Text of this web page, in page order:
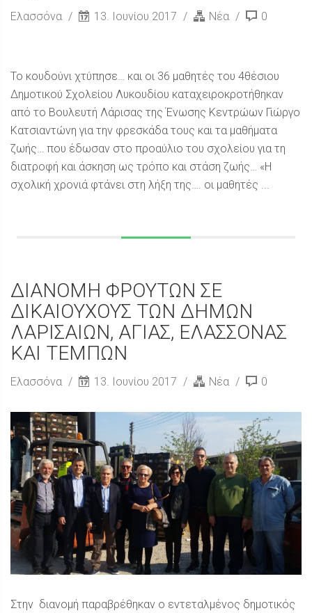
Ελασσόνα 13. Ιουνίου 2017 Νέα 0
Το κουδούνι χτύπησε… και οι 36 μαθητές του 4θέσιου
Δημοτικού Σχολείου Λυκουδίου καταχειροκροτήθηκαν
από το Βουλευτή Λάρισας της Ένωσης Κεντρώων Γιώργο
Κατσιαντώνη για την φρεσκάδα τους και τα μαθήματα
ζωής… που έδωσαν στο προαύλιο του σχολείου για τη
διατροφή και άσκηση ως τρόπο και στάση ζωής… «Η
σχολική χρονιά φτάνει στη λήξη της…. οι μαθητές ...
ΔΙΑΝΟΜΗ ΦΡΟΥΤΩΝ ΣΕ
ΔΙΚΑΙΟΥΧΟΥΣ ΤΩΝ ΔΗΜΩΝ
ΛΑΡΙΣΑΙΩΝ, ΑΓΙΑΣ, ΕΛΑΣΣΟΝΑΣ
ΚΑΙ ΤΕΜΠΩΝ
Ελασσόνα 13. Ιουνίου 2017 Νέα 0
Στην διανομή παραβρέθηκαν ο εντεταλμένος δημοτικός